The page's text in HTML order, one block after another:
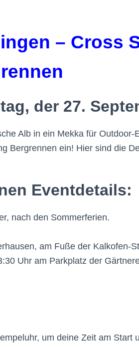
– Cross
der 27.
Alb in ein Mekka für Outdoor-
Bergrennen ein! Hier sind die
Eventdetails:
nach den Sommerferien.
am Fuße der Kalkofen-
Uhr am Parkplatz der
um deine Zeit am Start